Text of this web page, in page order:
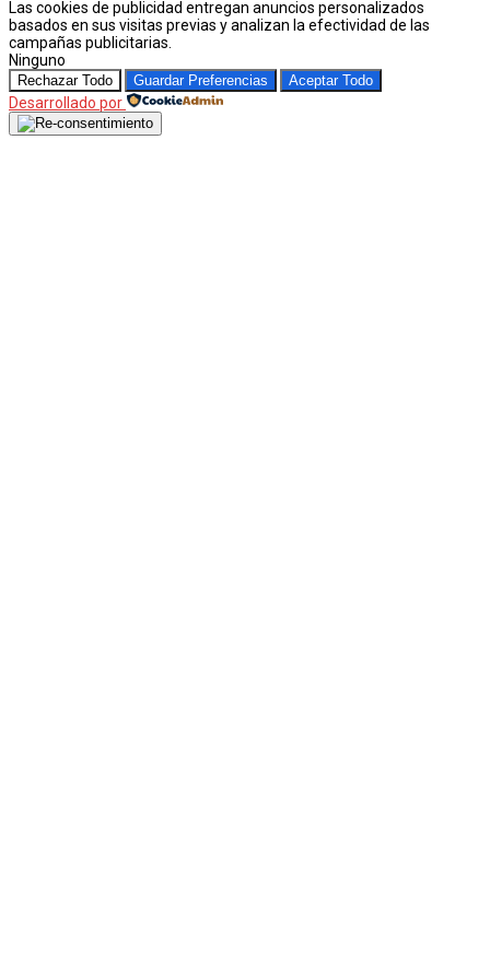
Las cookies de publicidad entregan anuncios personalizados
basados en sus visitas previas y analizan la efectividad de las
campañas publicitarias.
Ninguno
Rechazar Todo Guardar Preferencias Aceptar Todo
Desarrollado por